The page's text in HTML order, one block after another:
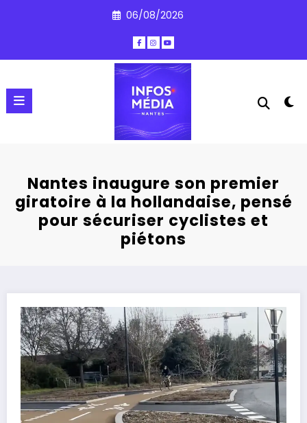
06/08/2026
Nantes inaugure son premier
giratoire à la hollandaise, pensé
pour sécuriser cyclistes et
piétons